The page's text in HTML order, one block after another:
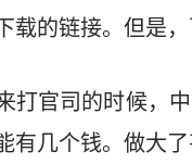
载的链接。但是
打官司的时候，
有几个钱。做大